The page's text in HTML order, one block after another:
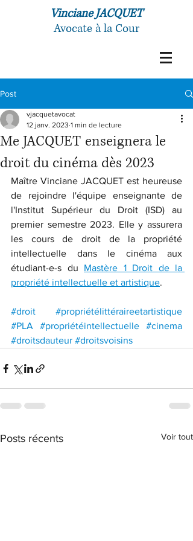
Vinciane JACQUET
Avocate à la Cour
Post
Me JACQUET enseignera le
droit du cinéma dès 2023
vjacquetavocat
12 janv. 2023 1 min de lecture
Maître Vinciane JACQUET est heureuse
de rejoindre l'équipe enseignante de
l'Institut Supérieur du Droit (ISD) au
premier semestre 2023. Elle y assurera
les cours de droit de la propriété
intellectuelle dans le cinéma aux
étudiant-e-s du Mastère 1 Droit de la
propriété intellectuelle et artistique.
#droit
#propriétélittéraireetartistique
#PLA
#propriétéintellectuelle
#cinema
#droitsdauteur #droitsvoisins
Posts récents Voir tout